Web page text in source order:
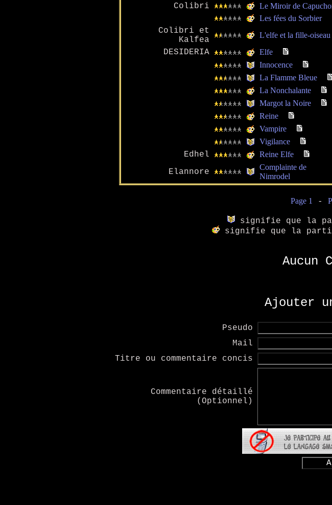
Colibri
Le Miroir de
Les fées du Sorbier
Colibri et
Kalfea
L'elfe et la fille-oiseau
DESIDERIA
Elfe
Innocence
La Flamme Bleue
La Nonchalante
Margot la Noire
Reine
Vampire
Vigilance
Edhel Reine Elfe
Elannore
Complainte de
Nimrodel
Page 1 -
signifie que la
signifie que la
Aucun
Ajouter
Pseudo
Mail
Titre ou commentaire concis
Commentaire détaillé
(Optionnel)